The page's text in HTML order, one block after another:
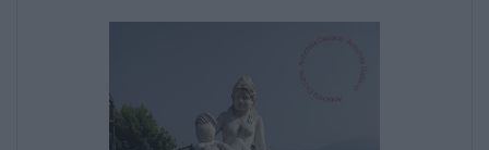
MATERIALI E STRUTTURE